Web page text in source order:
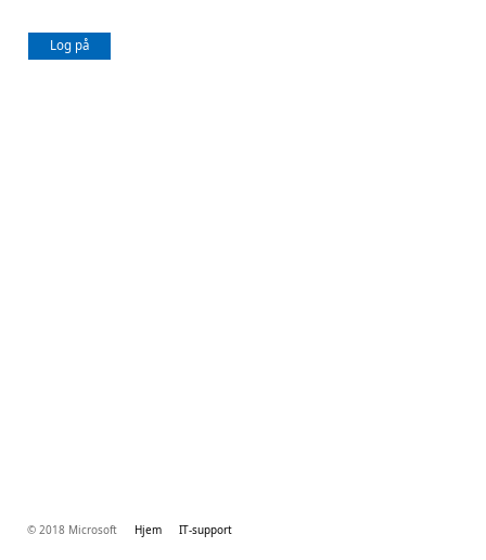
Log på
© 2018 Microsoft Hjem IT-support